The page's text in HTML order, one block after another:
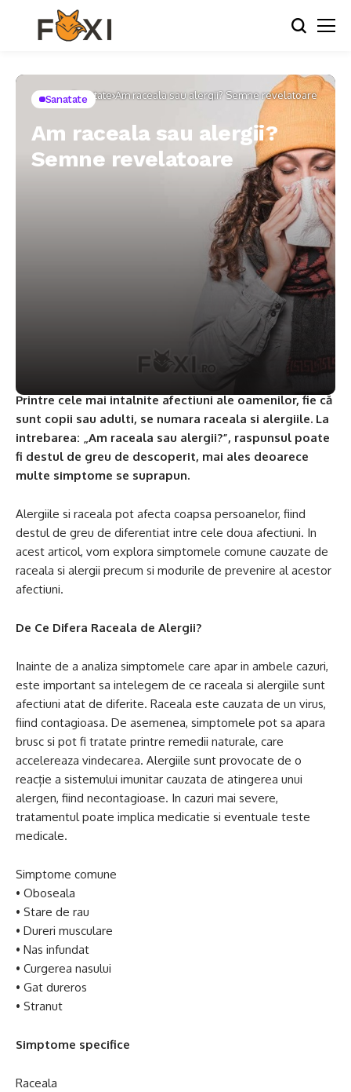
Home Sanatate Am raceala sau alergii? Semne revelatoare
Sanatate
Am raceala sau alergii?
Semne revelatoare
Printre cele mai intalnite afectiuni ale oamenilor, fie că
sunt copii sau adulti, se numara raceala si alergiile. La
intrebarea: „Am raceala sau alergii?”, raspunsul poate
fi destul de greu de descoperit, mai ales deoarece
multe simptome se suprapun.
Alergiile si raceala pot afecta coapsa persoanelor, fiind
destul de greu de diferentiat intre cele doua afectiuni. In
acest articol, vom explora simptomele comune cauzate de
raceala si alergii precum si modurile de prevenire al acestor
afectiuni.
De Ce Difera Raceala de Alergii?
Inainte de a analiza simptomele care apar in ambele cazuri,
este important sa intelegem de ce raceala si alergiile sunt
afectiuni atat de diferite. Raceala este cauzata de un virus,
fiind contagioasa. De asemenea, simptomele pot sa apara
brusc si pot fi tratate printre remedii naturale, care
accelereaza vindecarea. Alergiile sunt provocate de o
reacție a sistemului imunitar cauzata de atingerea unui
alergen, fiind necontagioase. In cazuri mai severe,
tratamentul poate implica medicatie si eventuale teste
medicale.
Simptome comune
• Oboseala
• Stare de rau
• Dureri musculare
• Nas infundat
• Curgerea nasului
• Gat dureros
• Stranut
Simptome specifice
Raceala